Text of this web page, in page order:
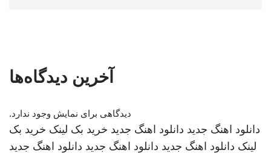
آخرین دیدگاه‌ها
دیدگاهی برای نمایش وجود ندارد.
دانلود اهنگ جدید دانلود اهنگ جدید خرید بک لینک خرید بک
لینک دانلود اهنگ جدید دانلود اهنگ جدید دانلود اهنگ جدید